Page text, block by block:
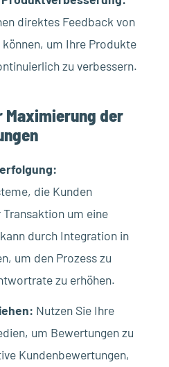
direktes Feedback von
um Ihre Produkte
zu verbessern.
der
die Kunden
um eine
durch Integration in
um den Prozess zu
zu erhöhen.
Nutzen Sie Ihre
um Bewertungen zu
Kundenbewertungen,